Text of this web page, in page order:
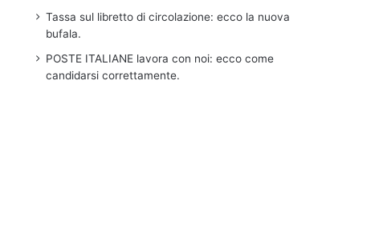
Tassa sul libretto di circolazione: ecco la nuova
bufala.
POSTE ITALIANE lavora con noi: ecco come
candidarsi correttamente.